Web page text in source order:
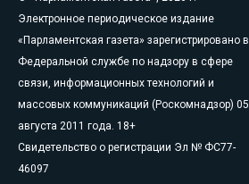
Электронное периодическое издание
«Парламентская газета» зарегистрировано в
Федеральной службе по надзору в сфере
связи, информационных технологий и
массовых коммуникаций (Роскомнадзор) 05
августа 2011 года. 18+
Свидетельство о регистрации Эл № ФС77-
46097